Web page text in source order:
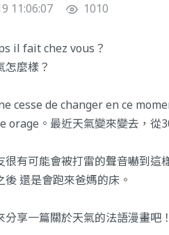
11:06:07 1010
il fait chez vous？
怎麼樣？
cesse de changer en ce
orage。最近天氣變來變去，從
很有可能會被打雷的聲音嚇到
後 還是會跑來爸媽的床。
分享一篇關於天氣的法語漫畫吧